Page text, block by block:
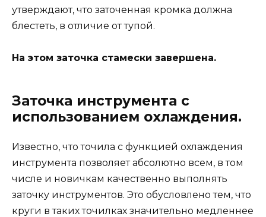
утверждают, что заточенная кромка должна
блестеть, в отличие от тупой.
На этом заточка стамески завершена.
Заточка инструмента с
использованием охлаждения.
Известно, что точила с функцией охлаждения
инструмента позволяет абсолютно всем, в том
числе и новичкам качественно выполнять
заточку инструментов. Это обусловлено тем, что
круги в таких точилках значительно медленнее